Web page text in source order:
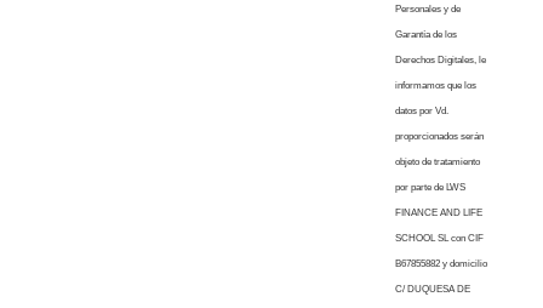
Personales y de
Garantía de los
Derechos Digitales, le
informamos que los
datos por Vd.
proporcionados serán
objeto de tratamiento
por parte de LWS
FINANCE AND LIFE
SCHOOL SL con CIF
B67855882 y domicilio
C/ DUQUESA DE